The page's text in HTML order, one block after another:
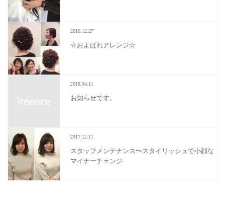
2016.12.27
☆およばれアレンジ☆
2018.04.11
お知らせです。
2017.12.11
スタッフメンテナンス〜スタイリッシュで小顔な
マイナーチェンジ